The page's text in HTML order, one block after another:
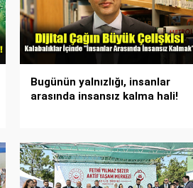
Bugünün yalnızlığı, insanlar
arasında insansız kalma hali!